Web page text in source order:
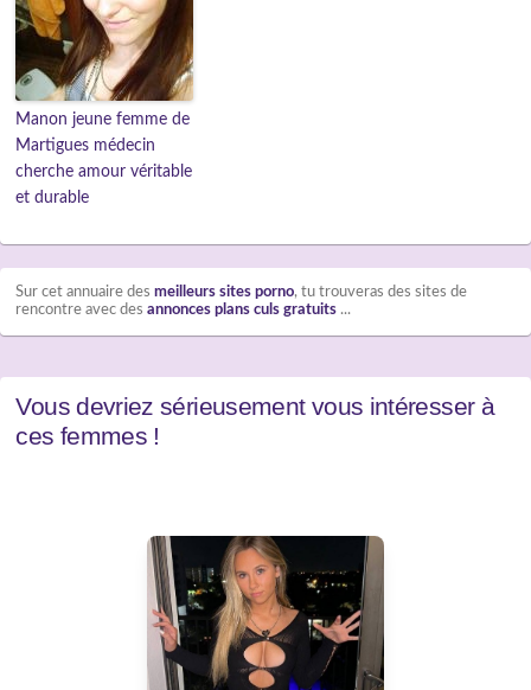
Manon jeune femme de
Martigues médecin
cherche amour véritable
et durable
Sur cet annuaire desmeilleurs sites porno, tu trouveras des sites de
rencontre avec desannonces plans culs gratuits ...
Vous devriez sérieusement vous intéresser à
ces femmes !